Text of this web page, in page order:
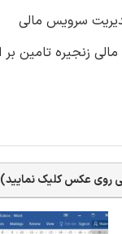
روی عکس کلیک نمایید)